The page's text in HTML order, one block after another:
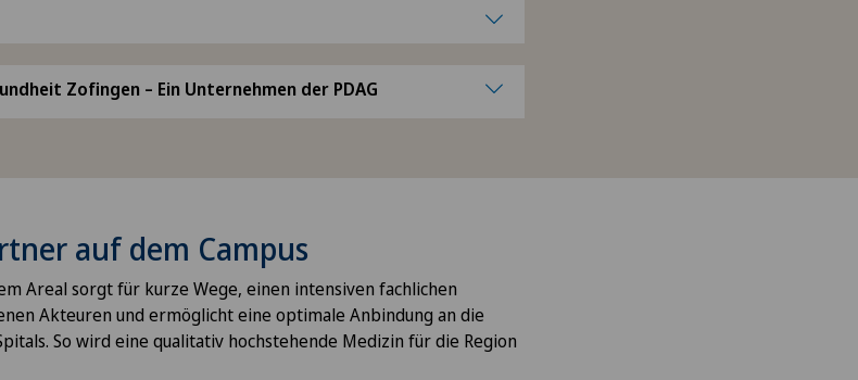
Zofingen – Ein Unternehmen der PDAG
auf dem Campus
Areal sorgt für kurze Wege, einen intensiven fachlichen
Akteuren und ermöglicht eine optimale Anbindung an die
So wird eine qualitativ hochstehende Medizin für die Region